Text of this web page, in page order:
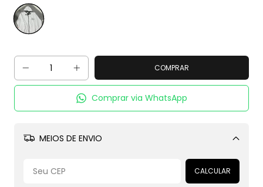
Comprar via WhatsApp
MEIOS DE ENVIO
Alterar CEP
CALCULAR